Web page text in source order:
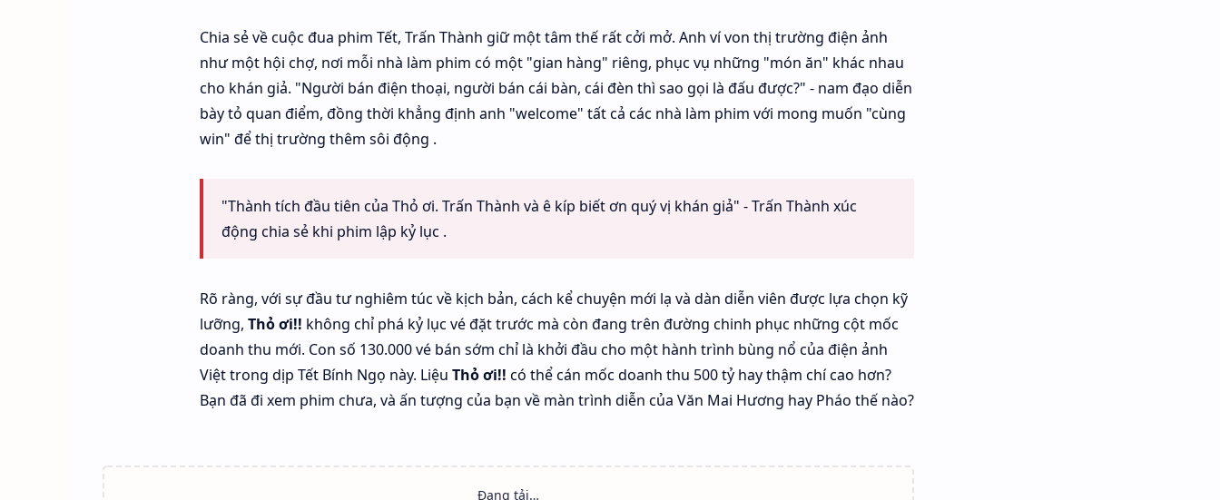
Chia sẻ về cuộc đua phim Tết, Trấn Thành giữ một tâm thế rất cởi mở. Anh ví von thị trường điện ảnh
như một hội chợ, nơi mỗi nhà làm phim có một "gian hàng" riêng, phục vụ những "món ăn" khác nhau
cho khán giả. "Người bán điện thoại, người bán cái bàn, cái đèn thì sao gọi là đấu được?" - nam đạo diễn
bày tỏ quan điểm, đồng thời khẳng định anh "welcome" tất cả các nhà làm phim với mong muốn "cùng
win" để thị trường thêm sôi động .
"Thành tích đầu tiên của Thỏ ơi. Trấn Thành và ê kíp biết ơn quý vị khán giả" - Trấn Thành xúc
động chia sẻ khi phim lập kỷ lục .
Rõ ràng, với sự đầu tư nghiêm túc về kịch bản, cách kể chuyện mới lạ và dàn diễn viên được lựa chọn kỹ
lưỡng, Thỏ ơi!! không chỉ phá kỷ lục vé đặt trước mà còn đang trên đường chinh phục những cột mốc
doanh thu mới. Con số 130.000 vé bán sớm chỉ là khởi đầu cho một hành trình bùng nổ của điện ảnh
Việt trong dịp Tết Bính Ngọ này. Liệu Thỏ ơi!! có thể cán mốc doanh thu 500 tỷ hay thậm chí cao hơn?
Bạn đã đi xem phim chưa, và ấn tượng của bạn về màn trình diễn của Văn Mai Hương hay Pháo thế nào?